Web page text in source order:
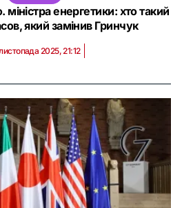
енергетики: хто такий
який замінив Гринчук
2025, 21:12